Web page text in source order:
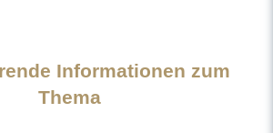
Informationen zum
Thema